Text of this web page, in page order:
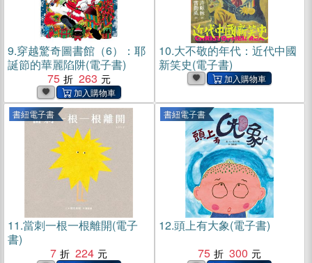
9.穿越驚奇圖書館（6）：耶
誕節的華麗陷阱(電子書)
75
263
10.大不敬的年代：近代中國
新笑史(電子書)
書紐電子書
11.當刺一根一根離開(電子
書)
7
224
書紐電子書
12.頭上有大象(電子書)
75
300